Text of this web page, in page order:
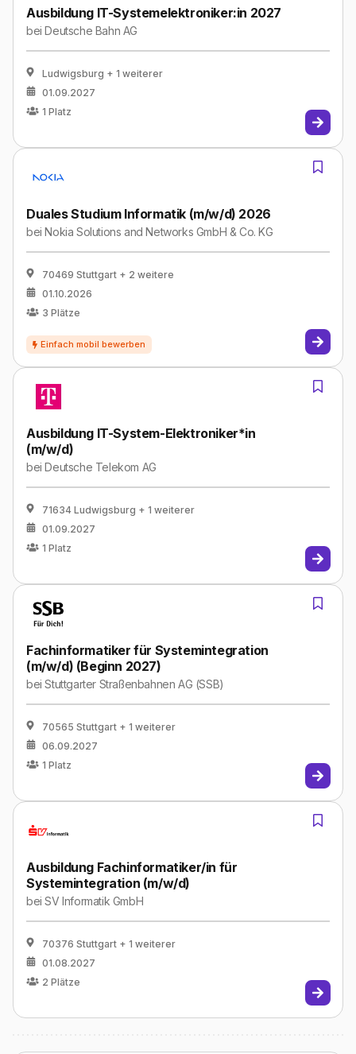
Ausbildung IT-Systemelektroniker:in 2027
beiDeutsche Bahn AG
Ludwigsburg + 1 weiterer
01.09.2027
1 Platz
Duales Studium Informatik (m/w/d) 2026
beiNokia Solutions and Networks GmbH & Co. KG
70469 Stuttgart + 2 weitere
01.10.2026
3 Plätze
Ausbildung IT-System-Elektroniker*in
(m/w/d)
beiDeutsche Telekom AG
71634 Ludwigsburg + 1 weiterer
01.09.2027
1 Platz
Fachinformatiker für Systemintegration
(m/w/d) (Beginn 2027)
beiStuttgarter Straßenbahnen AG (SSB)
70565 Stuttgart + 1 weiterer
06.09.2027
1 Platz
Ausbildung Fachinformatiker/in für
Systemintegration (m/w/d)
beiSV Informatik GmbH
70376 Stuttgart + 1 weiterer
01.08.2027
2 Plätze